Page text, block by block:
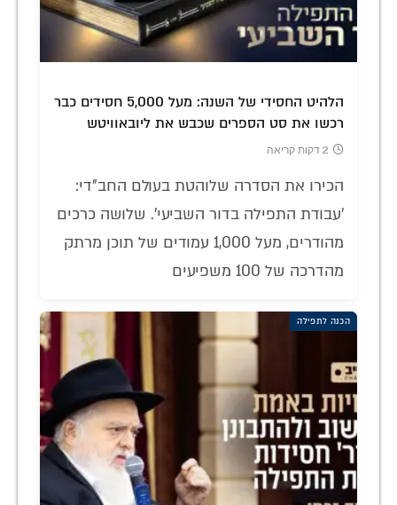
הלהיט החסידי של השנה: מעל 5,000 חסידים כבר
רכשו את סט הספרים שכבש את ליובאוויטש
2 דקות קריאה
הכירו את הסדרה שלוהטת בעולם החב"די:
'עבודת התפילה בדור השביעי'. שלושה כרכים
מהודרים, מעל 1,000 עמודים של תוכן מרתק
מהדרכה של 100 משפיעים
הכנה לתפילה